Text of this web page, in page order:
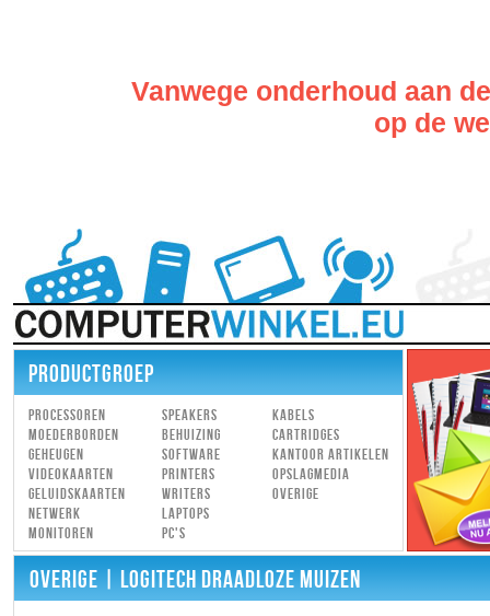
Vanwege onderhoud aan
op de
PRODUCTGROEP
Processoren
Moederborden
Geheugen
Videokaarten
Geluidskaarten
Netwerk
Monitoren
Speakers
Behuizing
Software
Printers
Writers
Laptops
PC's
Kabels
Cartridges
Kantoor artikelen
Opslagmedia
Overige
OVERIGE| LOGITECH DRAADLOZE MUIZEN